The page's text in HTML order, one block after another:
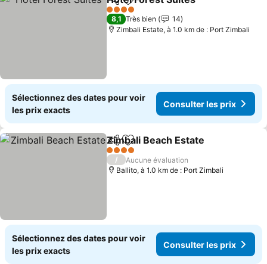
PartagerAjouter à mes favoris
4 Étoiles
8,1 Très bien
14
Zimbali Estate, à 1.0 km de : Port Zimbali
Sélectionnez des dates pour voir
les prix exacts
Consulter les prix
PartagerAjouter à mes favoris
Zimbali Beach Estate
4 Étoiles
/
Aucune évaluation
Ballito, à 1.0 km de : Port Zimbali
Sélectionnez des dates pour voir
les prix exacts
Consulter les prix